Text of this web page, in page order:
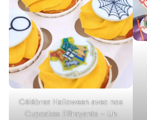
Célébrez Halloween avec nos
Cupcakes Effrayants – Un